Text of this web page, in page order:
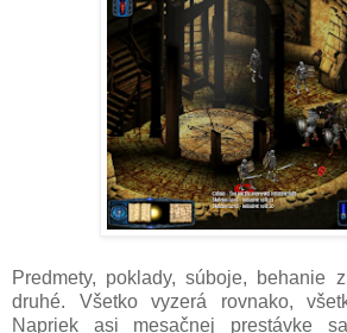
Predmety, poklady, súboje, behanie
druhé. Všetko vyzerá rovnako,
Napriek asi mesačnej prestávke